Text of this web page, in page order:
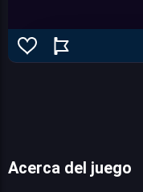
Acerca del juego